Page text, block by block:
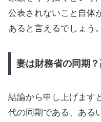
公表されないこと自体
あると言えるでしょう。
妻は財務省の同期
結論から申し上げます
代の同期である、ある